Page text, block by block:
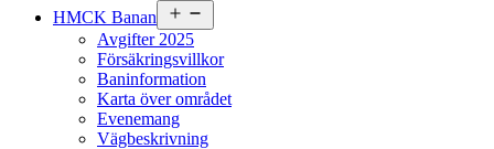
HMCK Banan
meny
Avgifter 2025
Försäkringsvillkor
Baninformation
Karta över området
Evenemang
Vägbeskrivning